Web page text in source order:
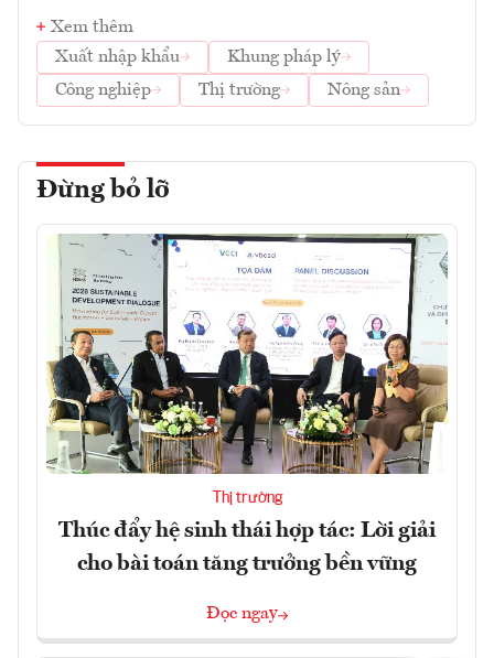
Xem thêm
Xuất nhập khẩu
Khung pháp lý
Công nghiệp
Thị trường Nông sản
Đừng bỏ lỡ
Thị trường
Thúc đẩy hệ sinh thái hợp tác: Lời giải
cho bài toán tăng trưởng bền vững
Đọc ngay